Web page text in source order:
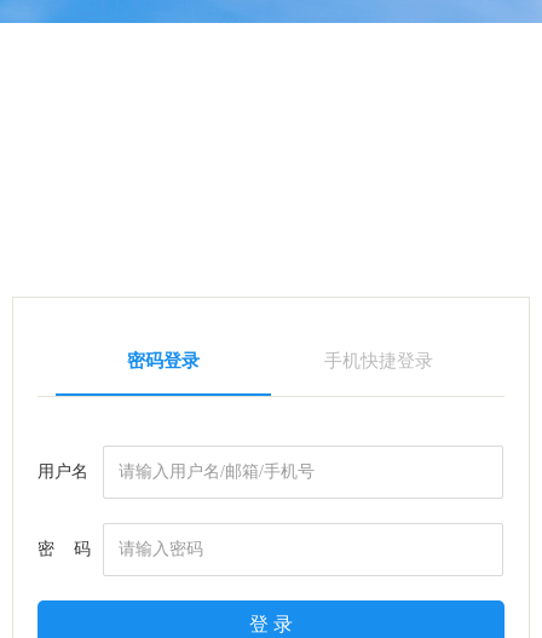
密码登录 手机快捷登录
用户名
密 码
登 录